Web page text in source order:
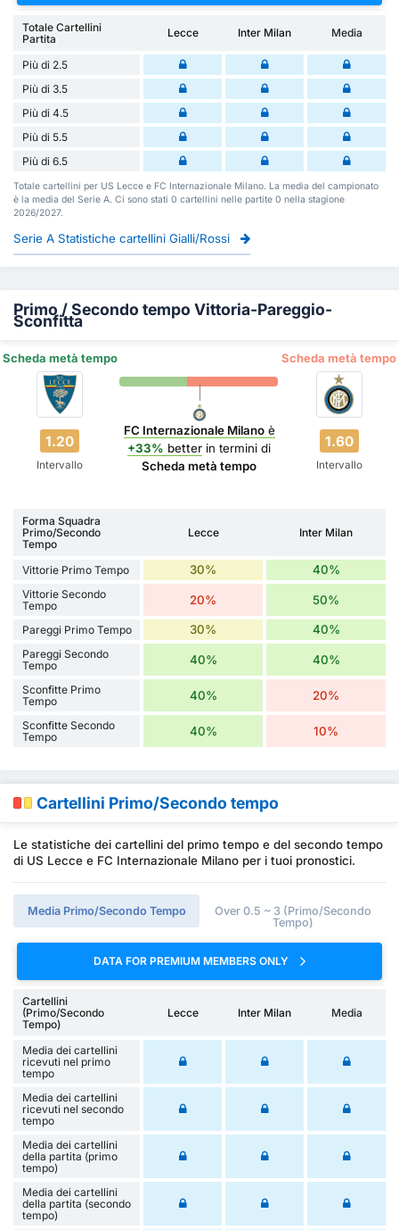
Totale Cartellini
Partita
Lecce Inter Milan Media
Più di 2.5
Più di 3.5
Più di 4.5
Più di 5.5
Più di 6.5
Totale cartellini per US Lecce e FC Internazionale Milano. La media del campionato
è la media del Serie A. Ci sono stati 0 cartellini nelle partite 0 nella stagione
2026/2027.
Serie A Statistiche cartellini Gialli/Rossi
Primo / Secondo tempo Vittoria-Pareggio-
Sconfitta
Scheda metà tempo Scheda metà tempo
1.20
Intervallo
FC Internazionale Milanoè
+33% better in termini di
Scheda metà tempo
1.60
Intervallo
Forma Squadra
Primo/Secondo
Tempo
Lecce Inter Milan
Vittorie Primo Tempo 30% 40%
Vittorie Secondo
Tempo
20% 50%
Pareggi Primo Tempo 30% 40%
Pareggi Secondo
Tempo
40% 40%
Sconfitte Primo
Tempo
40% 20%
Sconfitte Secondo
Tempo
40% 10%
Cartellini Primo/Secondo tempo
Le statistiche dei cartellini del primo tempo e del secondo tempo
di US Lecce e FC Internazionale Milano per i tuoi pronostici.
Media Primo/Secondo Tempo
Over 0.5 ~ 3 (Primo/Secondo
Tempo)
DATA FOR PREMIUM MEMBERS ONLY
Cartellini
(Primo/Secondo
Tempo)
Lecce Inter Milan Media
Media dei cartellini
ricevuti nel primo
tempo
Media dei cartellini
ricevuti nel secondo
tempo
Media dei cartellini
della partita (primo
tempo)
Media dei cartellini
della partita (secondo
tempo)